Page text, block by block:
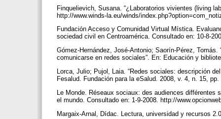
Finquelievich, Susana. “¿Laboratorios vivientes (living
http://www.winds-la.eu/winds/
Fundación Acceso y Comunidad Virtual Mística.
sociedad civil en Centroamérica. Consultado en: 10-8-
Gómez-Hernández, José-Antonio; Saorín-Pérez,
comunicarse en redes sociales”. En: Educación y
Lorca, Julio; Pujol, Laia. “Redes sociales: descripción
Fesalud. Fundación para la eSalud. 2008, v. 4, n. 15,
Le Monde. Réseaux sociaux: des audiences
el mundo. Consultado en: 1-9-2008. http://
Margaix-Arnal, Dídac. Lectura, universidad y recursos